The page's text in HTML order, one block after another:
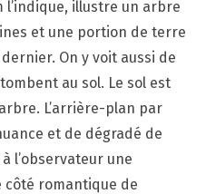
l’indique, illustre un arbre
et une portion de terre
On y voit aussi de
au sol. Le sol est
L’arrière-plan par
et de dégradé de
l’observateur une
côté romantique de